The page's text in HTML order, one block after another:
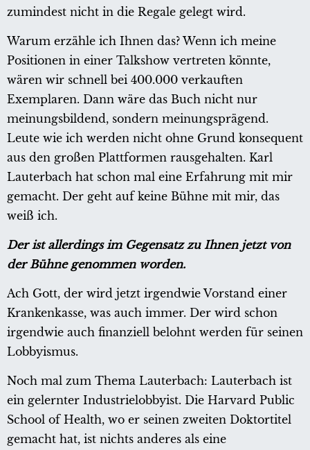
zumindest nicht in die Regale gelegt wird.
Warum erzähle ich Ihnen das? Wenn ich meine
Positionen in einer Talkshow vertreten könnte,
wären wir schnell bei 400.000 verkauften
Exemplaren. Dann wäre das Buch nicht nur
meinungsbildend, sondern meinungsprägend.
Leute wie ich werden nicht ohne Grund konsequent
aus den großen Plattformen rausgehalten. Karl
Lauterbach hat schon mal eine Erfahrung mit mir
gemacht. Der geht auf keine Bühne mit mir, das
weiß ich.
Der ist allerdings im Gegensatz zu Ihnen jetzt von
der Bühne genommen worden.
Ach Gott, der wird jetzt irgendwie Vorstand einer
Krankenkasse, was auch immer. Der wird schon
irgendwie auch finanziell belohnt werden für seinen
Lobbyismus.
Noch mal zum Thema Lauterbach: Lauterbach ist
ein gelernter Industrielobbyist. Die Harvard Public
School of Health, wo er seinen zweiten Doktortitel
gemacht hat, ist nichts anderes als eine